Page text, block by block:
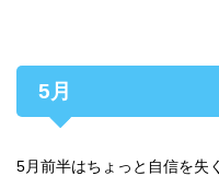
5月
5月前半はちょっと自信を失